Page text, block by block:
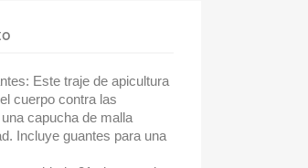
Este traje de apicultura
cuerpo contra las
capucha de malla
Incluye guantes para una